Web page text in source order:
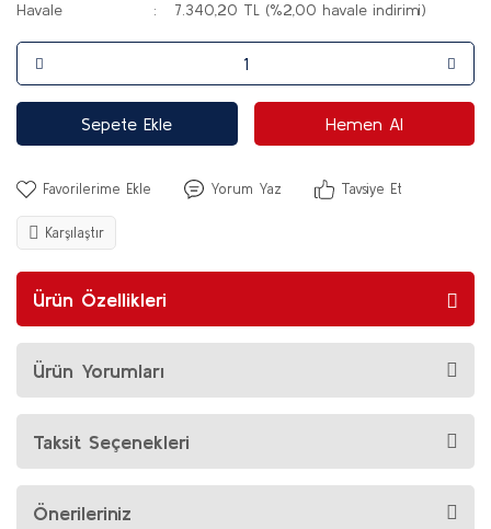
Havale
7.340,20 TL (%2,00 havale indirimi)
Sepete Ekle Hemen Al
Yorum Yaz Tavsiye Et
Karşılaştır
Ürün Özellikleri
Ürün Yorumları
Taksit Seçenekleri
Önerileriniz